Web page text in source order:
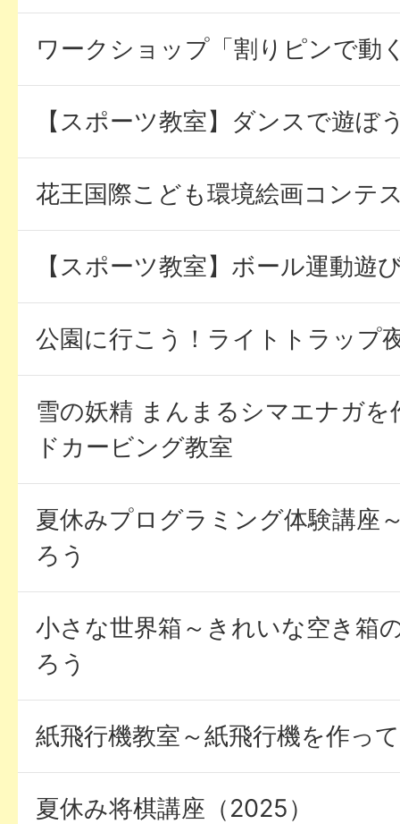
ワークショップ「割りピンで動
【スポーツ教室】ダンスで遊ぼ
花王国際こども環境絵画コンテ
【スポーツ教室】ボール運動遊
公園に行こう！ライトトラップ
雪の妖精 まんまるシマエナガを
ドカービング教室
夏休みプログラミング体験講座
ろう
小さな世界箱～きれいな空き箱
ろう
紙飛行機教室～紙飛行機を作っ
夏休み将棋講座（2025）